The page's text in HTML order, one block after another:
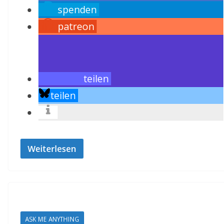
spenden
patreon
teilen
teilen
Weiterlesen
ASK ME ANYTHING